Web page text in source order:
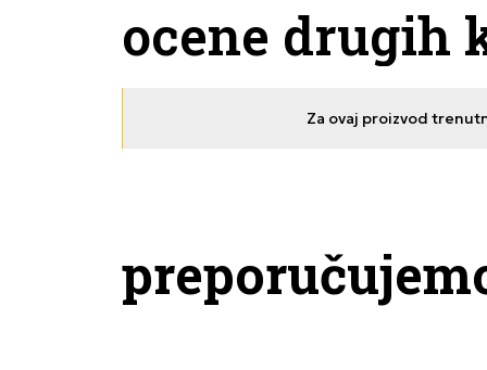
ocene drugih
Za ovaj proizvod